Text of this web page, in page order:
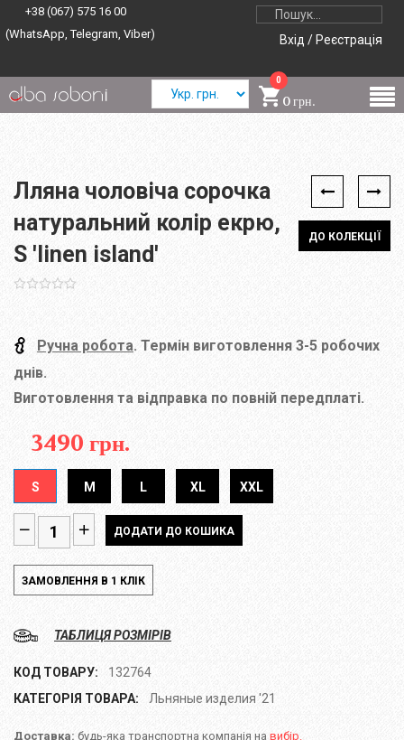
+38 (067) 575 16 00
(WhatsApp, Telegram, Viber)
Вхід / Реєстрація
0
0 грн.
ДО КОЛЕКЦІЇ
Лляна чоловіча сорочка
натуральний колір екрю,
S 'linen island'
Ручна робота. Термін виготовлення 3-5 робочих
днів.
Виготовлення та відправка по повній передплаті.
3490 грн.
S M L XL XXL
ТАБЛИЦЯ РОЗМІРІВ
КОД ТОВАРУ:
132764
КАТЕГОРІЯ ТОВАРА:
Льняные изделия '21
Доставка: будь-яка транспортна компанія на вибір.